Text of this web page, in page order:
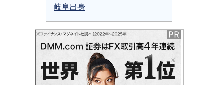
岐阜出身